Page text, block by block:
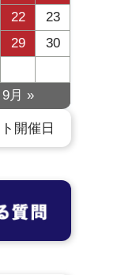
22
23
29
30
9月 »
開催日